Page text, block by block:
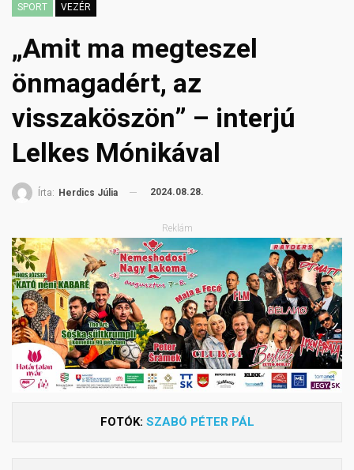
SPORT VEZÉR
„Amit ma megteszel
önmagadért, az
visszaköszön” – interjú
Lelkes Mónikával
Írta: Herdics Júlia 2024.08.28.
Reklám
FOTÓK: SZABÓ PÉTER PÁL